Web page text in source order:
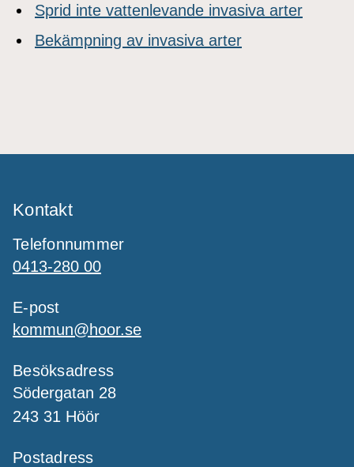
Sprid inte vattenlevande invasiva arter
Bekämpning av invasiva arter
Kontakt
Telefonnummer
0413-280 00
E-post
kommun@hoor.se
Besöksadress
Södergatan 28
243 31 Höör
Postadress